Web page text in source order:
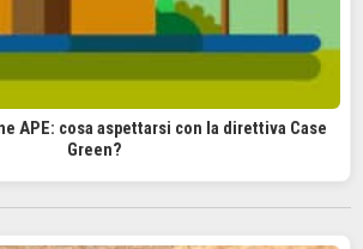
APE: cosa aspettarsi con la direttiva Case
Green?